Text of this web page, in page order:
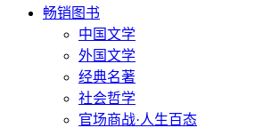
畅销图书
中国文学
外国文学
经典名著
社会哲学
官场商战·人生百态